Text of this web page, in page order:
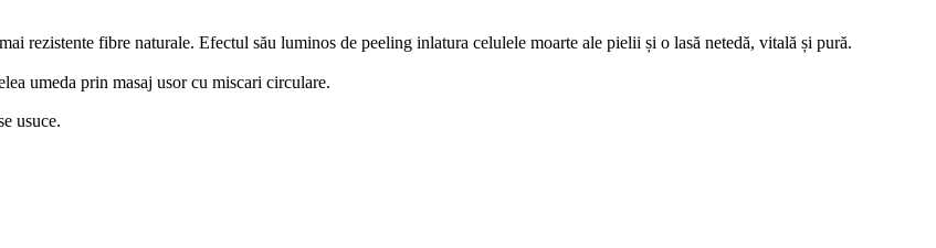
rezistente fibre naturale. Efectul său luminos de peeling inlatura celulele moarte ale pielii și o lasă netedă, vitală și pură.
umeda prin masaj usor cu miscari circulare.
usuce.